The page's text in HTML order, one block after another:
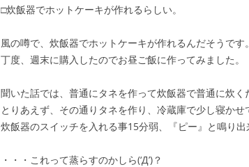
□炊飯器でホットケーキが作れるらしい。
風の噂で、炊飯器でホットケーキが作れるんだそうです。
丁度、週末に購入したのでお昼ご飯に作ってみました。
聞いた話では、普通にタネを作って炊飯器で普通に炊く
とりあえず、その通りタネを作り、冷蔵庫で少し寝かせ
炊飯器のスイッチを入れる事15分弱、『ピー』と鳴り出
・・・これって蒸らすのかしら(‘Д’)？